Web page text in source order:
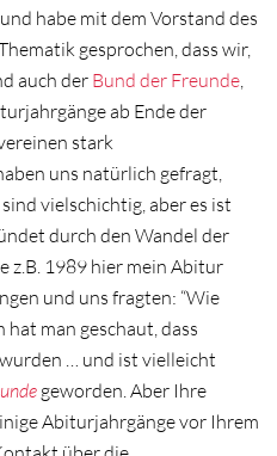
habe mit dem Vorstand des
gesprochen, dass wir,
auch der Bund der Freunde
ab Ende der
stark
uns natürlich gefragt,
vielschichtig, aber es ist
durch den Wandel der
z.B. 1989 hier mein Abitur
und uns fragten: “Wie
hat man geschaut, dass
… und ist vielleicht
geworden. Aber Ihre
Abiturjahrgänge vor Ihrem